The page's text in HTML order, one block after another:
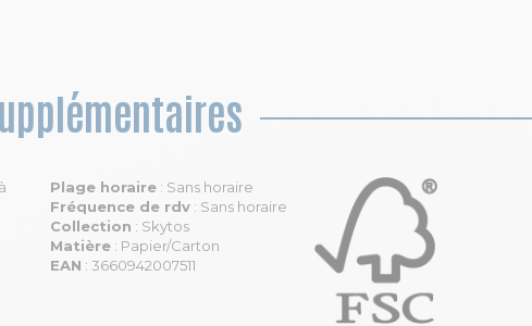
Plage horaire : Sans horaire
Fréquence de rdv : Sans horaire
Collection : Skytos
Matière : Papier/Carton
EAN : 3660942007511